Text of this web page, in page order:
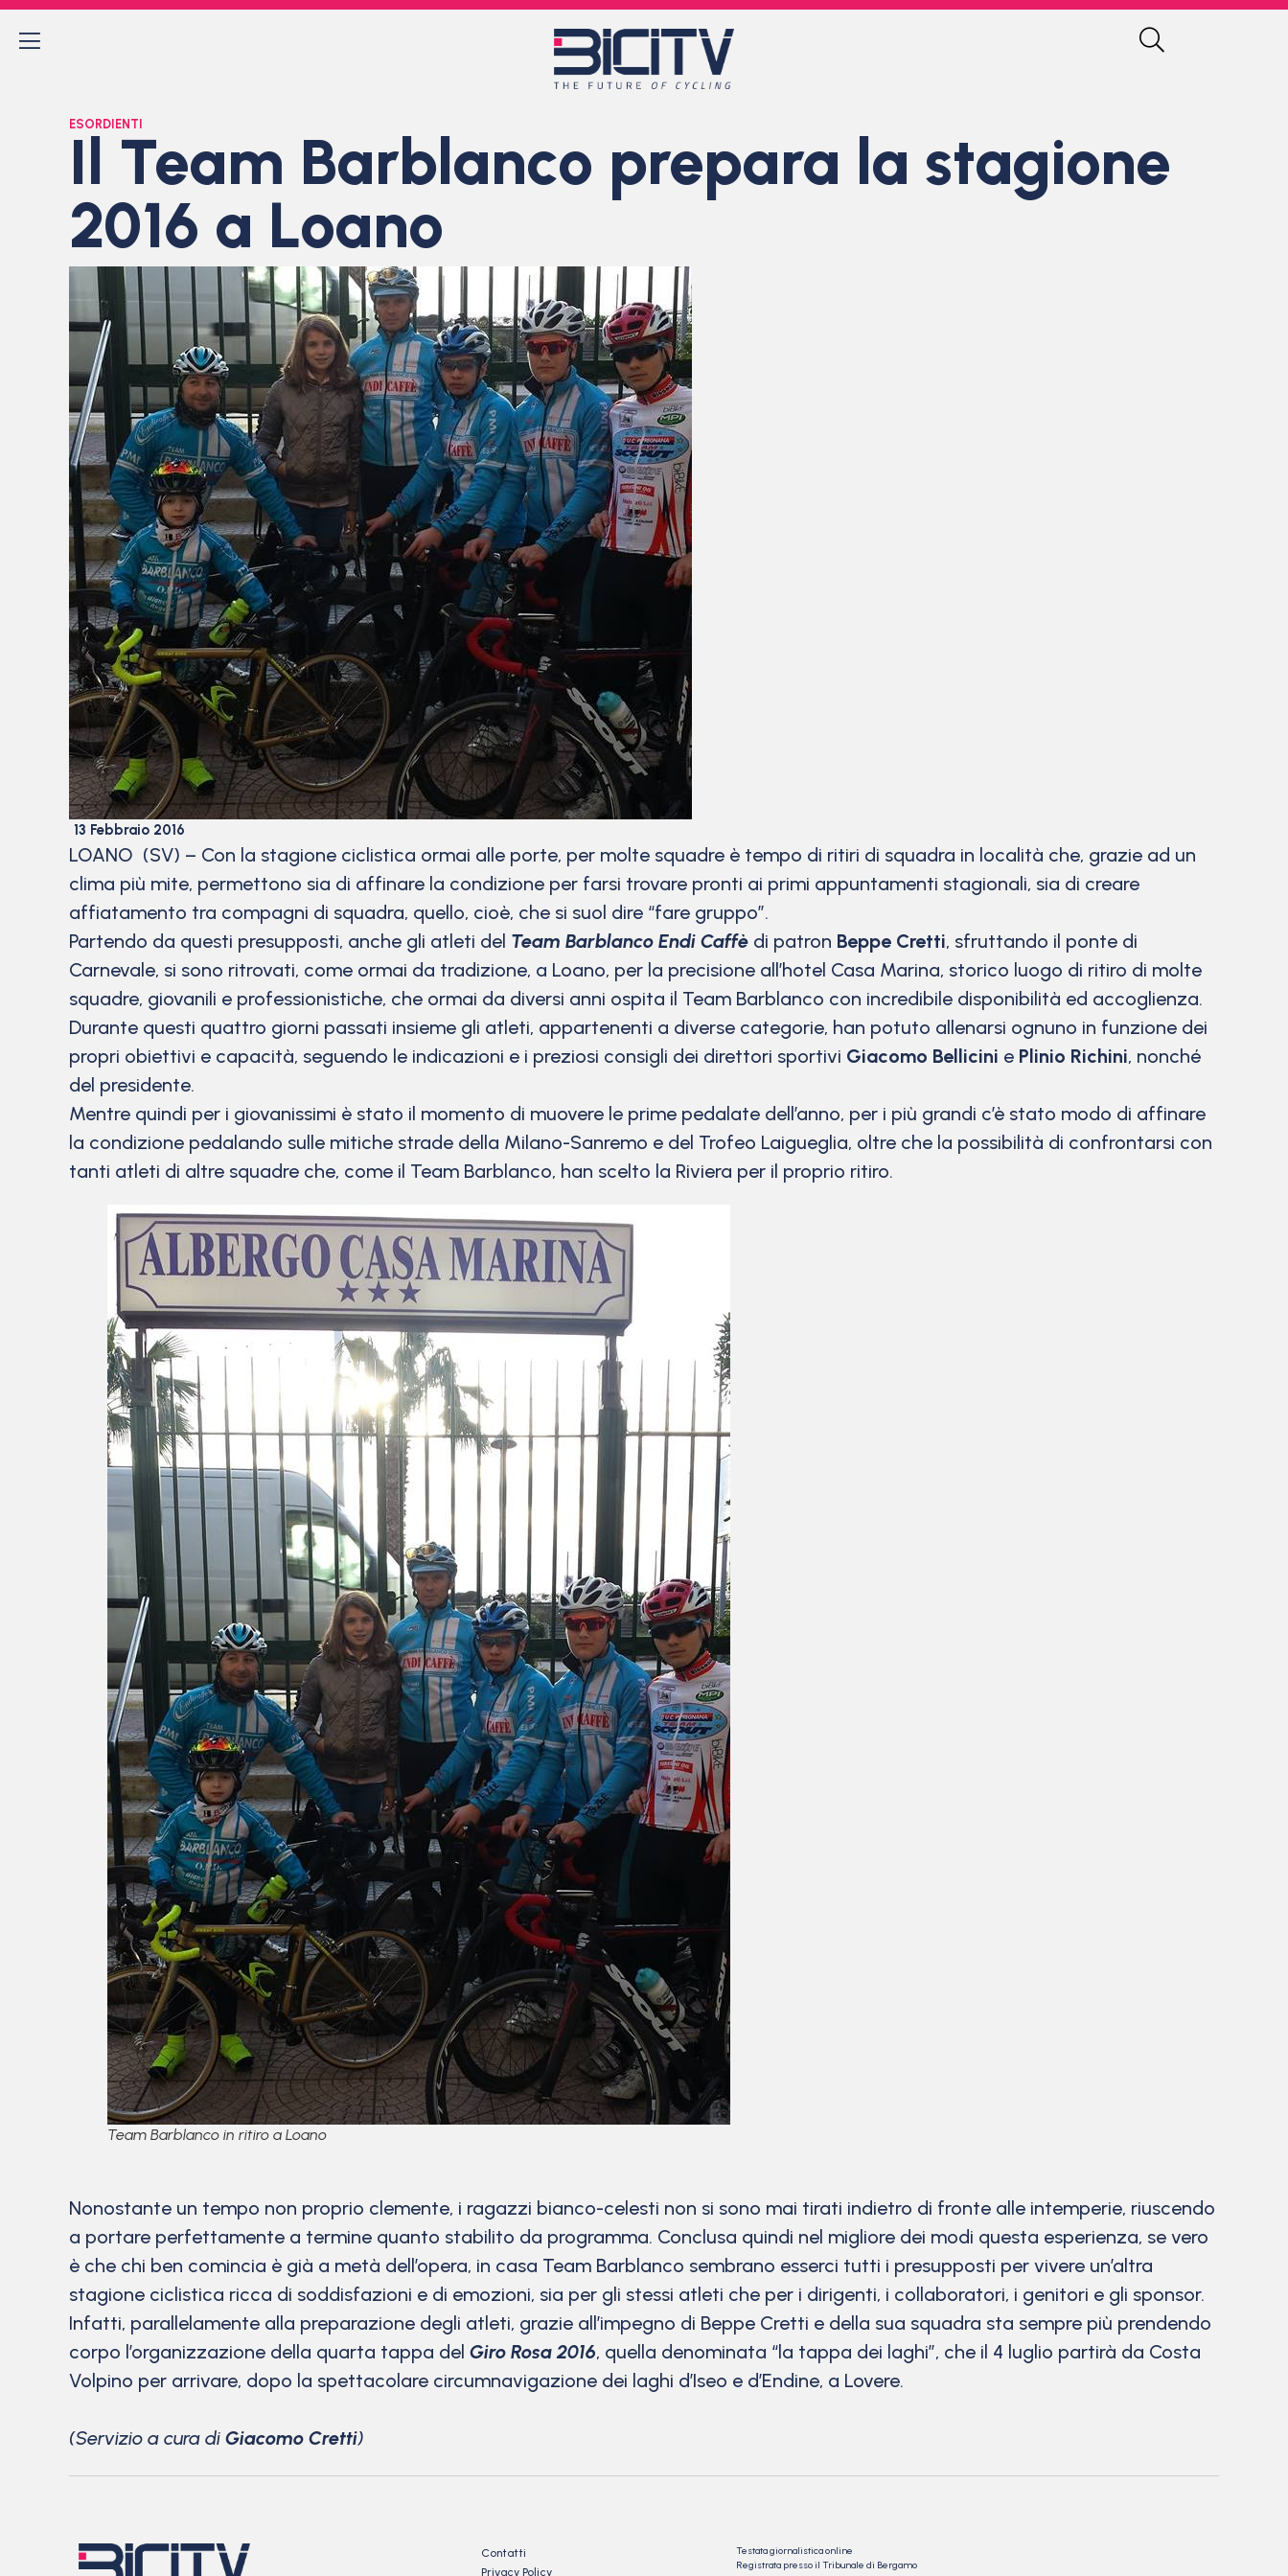
ESORDIENTI
Il Team Barblanco prepara la stagione
2016 a Loano
13 Febbraio 2016
LOANO (SV) – Con la stagione ciclistica ormai alle porte, per molte squadre è tempo di ritiri di squadra in località che, grazie ad un
clima più mite, permettono sia di affinare la condizione per farsi trovare pronti ai primi appuntamenti stagionali, sia di creare
affiatamento tra compagni di squadra, quello, cioè, che si suol dire “fare gruppo”.
Partendo da questi presupposti, anche gli atleti del Team Barblanco Endi Caffè di patron Beppe Cretti, sfruttando il ponte di
Carnevale, si sono ritrovati, come ormai da tradizione, a Loano, per la precisione all’hotel Casa Marina, storico luogo di ritiro di molte
squadre, giovanili e professionistiche, che ormai da diversi anni ospita il Team Barblanco con incredibile disponibilità ed accoglienza.
Durante questi quattro giorni passati insieme gli atleti, appartenenti a diverse categorie, han potuto allenarsi ognuno in funzione dei
propri obiettivi e capacità, seguendo le indicazioni e i preziosi consigli dei direttori sportivi Giacomo Bellicini e Plinio Richini, nonché
del presidente.
Mentre quindi per i giovanissimi è stato il momento di muovere le prime pedalate dell’anno, per i più grandi c’è stato modo di affinare
la condizione pedalando sulle mitiche strade della Milano-Sanremo e del Trofeo Laigueglia, oltre che la possibilità di confrontarsi con
tanti atleti di altre squadre che, come il Team Barblanco, han scelto la Riviera per il proprio ritiro.
Team Barblanco in ritiro a Loano
Nonostante un tempo non proprio clemente, i ragazzi bianco-celesti non si sono mai tirati indietro di fronte alle intemperie, riuscendo
a portare perfettamente a termine quanto stabilito da programma. Conclusa quindi nel migliore dei modi questa esperienza, se vero
è che chi ben comincia è già a metà dell’opera, in casa Team Barblanco sembrano esserci tutti i presupposti per vivere un’altra
stagione ciclistica ricca di soddisfazioni e di emozioni, sia per gli stessi atleti che per i dirigenti, i collaboratori, i genitori e gli sponsor.
Infatti, parallelamente alla preparazione degli atleti, grazie all’impegno di Beppe Cretti e della sua squadra sta sempre più prendendo
corpo l’organizzazione della quarta tappa del Giro Rosa 2016, quella denominata “la tappa dei laghi”, che il 4 luglio partirà da Costa
Volpino per arrivare, dopo la spettacolare circumnavigazione dei laghi d’Iseo e d’Endine, a Lovere.
(Servizio a cura di Giacomo Cretti)
Contatti
Privacy Policy
Testata giornalistica online
Registrata presso il Tribunale di Bergamo